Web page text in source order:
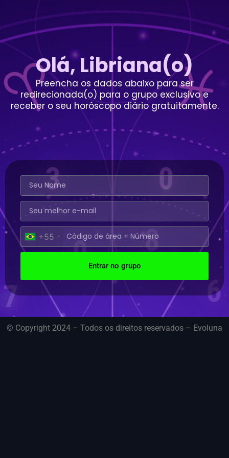
Olá, Libriana(o)
Preencha os dados abaixo para ser
redirecionada(o) para o grupo exclusivo e
receber o seu horóscopo diário gratuitamente.
+55
Entrar no grupo
© Copyright 2024 – Todos os direitos reservados – Evoluna